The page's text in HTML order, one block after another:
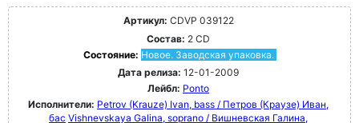
Артикул: CDVP 039122
Состав: 2 CD
Состояние: Новое. Заводская упаковка.
Дата релиза: 12-01-2009
Лейбл: Ponto
Исполнители: Petrov (Krauze) Ivan, bass / Петров (Краузе) Иван,
бас Vishnevskaya Galina, soprano / Вишневская Галина,